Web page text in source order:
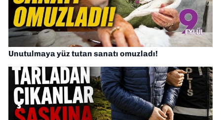
Unutulmaya yüz tutan sanatı omuzladı!